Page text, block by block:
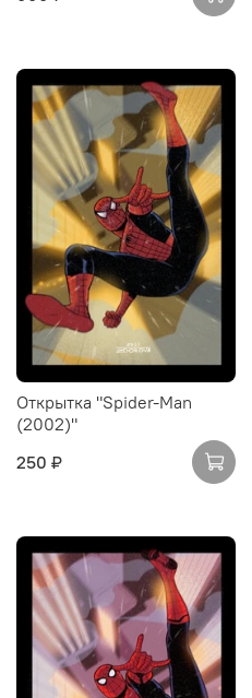
Открытка "Spider-Man
(2002)"
250 ₽